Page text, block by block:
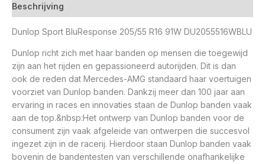
Beschrijving
Dunlop Sport BluResponse 205/55 R16 91W DU2055516WBLU
Dunlop richt zich met haar banden op mensen die toegewijd
zijn aan het rijden en gepassioneerd autorijden. Dit is dan
ook de reden dat Mercedes-AMG standaard haar voertuigen
voorziet van Dunlop banden. Dankzij meer dan 100 jaar aan
ervaring in races en innovaties staan de Dunlop banden vaak
aan de top.&nbsp:Het ontwerp van Dunlop banden voor de
consument zijn vaak afgeleide van ontwerpen die succesvol
ingezet zijn in de racerij. Hierdoor staan Dunlop banden vaak
bovenin de bandentesten van verschillende onafhankelijke